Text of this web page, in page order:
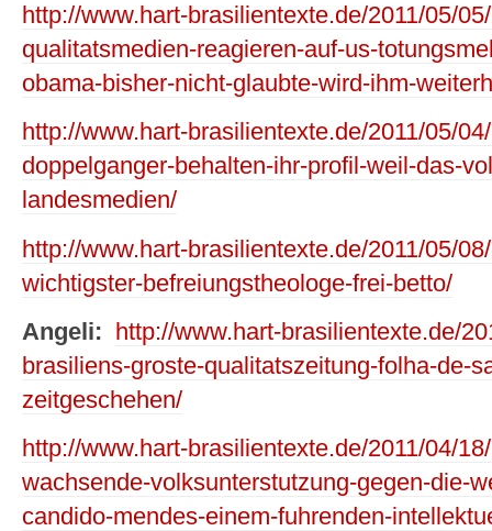
http://www.hart-brasilientexte.de/2011/05/
qualitatsmedien-reagieren-auf-us-
obama-bisher-nicht-glaubte-wird-ihm-
http://www.hart-brasilientexte.de/2011/05/
doppelganger-behalten-ihr-profil-weil-das-
landesmedien/
http://www.hart-brasilientexte.de/2011/05/
wichtigster-befreiungstheologe-frei-betto/
Angeli:
http://www.hart-brasilientexte.de/
brasiliens-groste-qualitatszeitung-folha-de-
zeitgeschehen/
http://www.hart-brasilientexte.de/2011/04/
wachsende-volksunterstutzung-gegen-die-
candido-mendes-einem-fuhrenden-